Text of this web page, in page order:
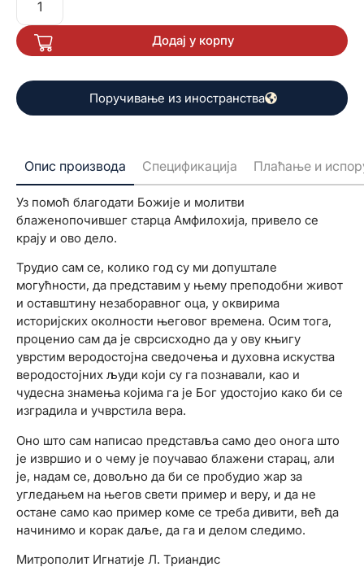
Додај у корпу
Поручивање из иностранства
Опис производа Спецификација Плаћање и
Уз помоћ благодати Божије и молитви
блаженопочившег старца Амфилохија, привело се
крају и ово дело.
Трудио сам се, колико год су ми допуштале
могућности, да представим у њему преподобни живот
и оставштину незаборавног оца, у оквирима
историјских околности његовог времена. Осим тога,
проценио сам да је сврсисходно да у ову књигу
уврстим веродостојна сведочења и духовна искуства
веродостојних људи који су га познавали, као и
чудесна знамења којима га је Бог удостојио како би се
изградила и учврстила вера.
Оно што сам написао представља само део онога што
је извршио и о чему је поучавао блажени старац, али
је, надам се, довољно да би се пробудио жар за
угледањем на његов свети пример и веру, и да не
остане само као пример коме се треба дивити, већ да
начинимо и корак даље, да га и делом следимо.
Митрополит Игнатије Л. Триандис